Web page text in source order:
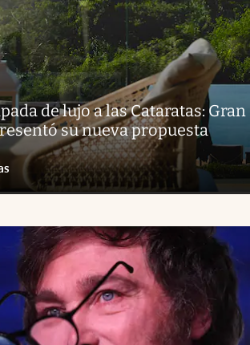
de lujo a las Cataratas: Gran
su nueva propuesta